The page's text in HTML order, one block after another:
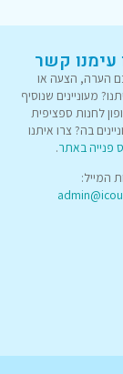
עימנו קשר
הערה, הצעה או
מעוניינים שנוסיף
לחנות ספציפית
בה? צרו איתנו
פנייה באתר.
המייל: